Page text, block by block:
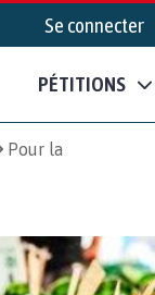
Se connecter
PÉTITIONS
Pour la